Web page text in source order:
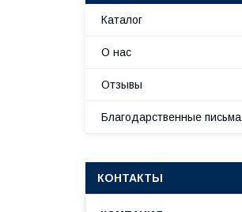
Каталог
О нас
Отзывы
Благодарственные письма
КОНТАКТЫ